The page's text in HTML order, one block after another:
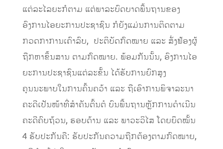
ແຕ່ລະໄລຍະກໍຕາມ ແຕ່ພາລະບົດບາດພື້ນຖານຂອງ
ອົງການໄອຍະການປະຊາຊົນ ກໍຍັງແມ່ນການຕິດຕາມ
ກວດກາການເຄົາລົບ, ປະຕິບັດກົດໝາຍ ແລະ ສັ່ງຟ້ອງຜູ້
ຖືກຫາຂຶ້ນສານ ຕາມກົດໝາຍ. ພ້ອມກັນນັ້ນ, ອົງການໄອ
ຍະການປະຊາຊົນແຕ່ລະຂັ້ນ ໄດ້ຮັບການຍົກສູງ
ຄຸນນະພາບໃນການຄົ້ນຄວ້າ ແລະ ຖືເອົາການພິຈາລະນາ
ຄະດີເປັນໜ້າທີ່ສໍາຄັນຕົ້ນຕໍ ບົນພື້ນຖານຫຼັກການດໍາເນີນ
ຄະດີຄົບຖ້ວນ, ຮອບດ້ານ ແລະ ພາວະວິໄສ ໂດຍຍຶດໝັ້ນ
4 ຮັບປະກັນຄື: ຮັບປະກັນຄວາມຖືກຕ້ອງຕາມກົດໝາຍ,